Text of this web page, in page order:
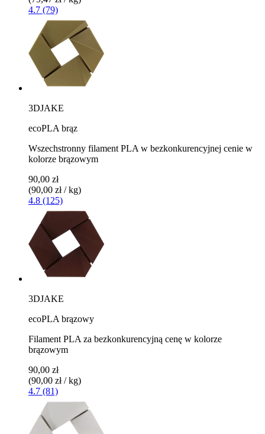
4.7 (79)
3DJAKE
ecoPLA brąz
Wszechstronny filament PLA w bezkonkurencyjnej cenie w
kolorze brązowym
90,00 zł
(90,00 zł / kg)
4.8 (125)
3DJAKE
ecoPLA brązowy
Filament PLA za bezkonkurencyjną cenę w kolorze
brązowym
90,00 zł
(90,00 zł / kg)
4.7 (81)